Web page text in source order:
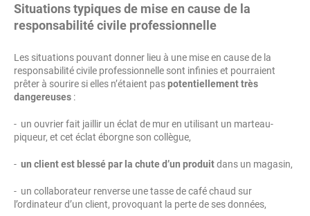
Situations typiques de mise en cause de la
responsabilité civile professionnelle
Les situations pouvant donner lieu à une mise en cause de la
responsabilité civile professionnelle sont infinies et pourraient
prêter à sourire si elles n’étaient paspotentiellement très
dangereuses :
- un ouvrier fait jaillir un éclat de mur en utilisant un marteau-
piqueur, et cet éclat éborgne son collègue,
- un client est blessé par la chute d’un produitdans un magasin,
- un collaborateur renverse une tasse de café chaud sur
l’ordinateur d’un client, provoquant la perte de ses données,